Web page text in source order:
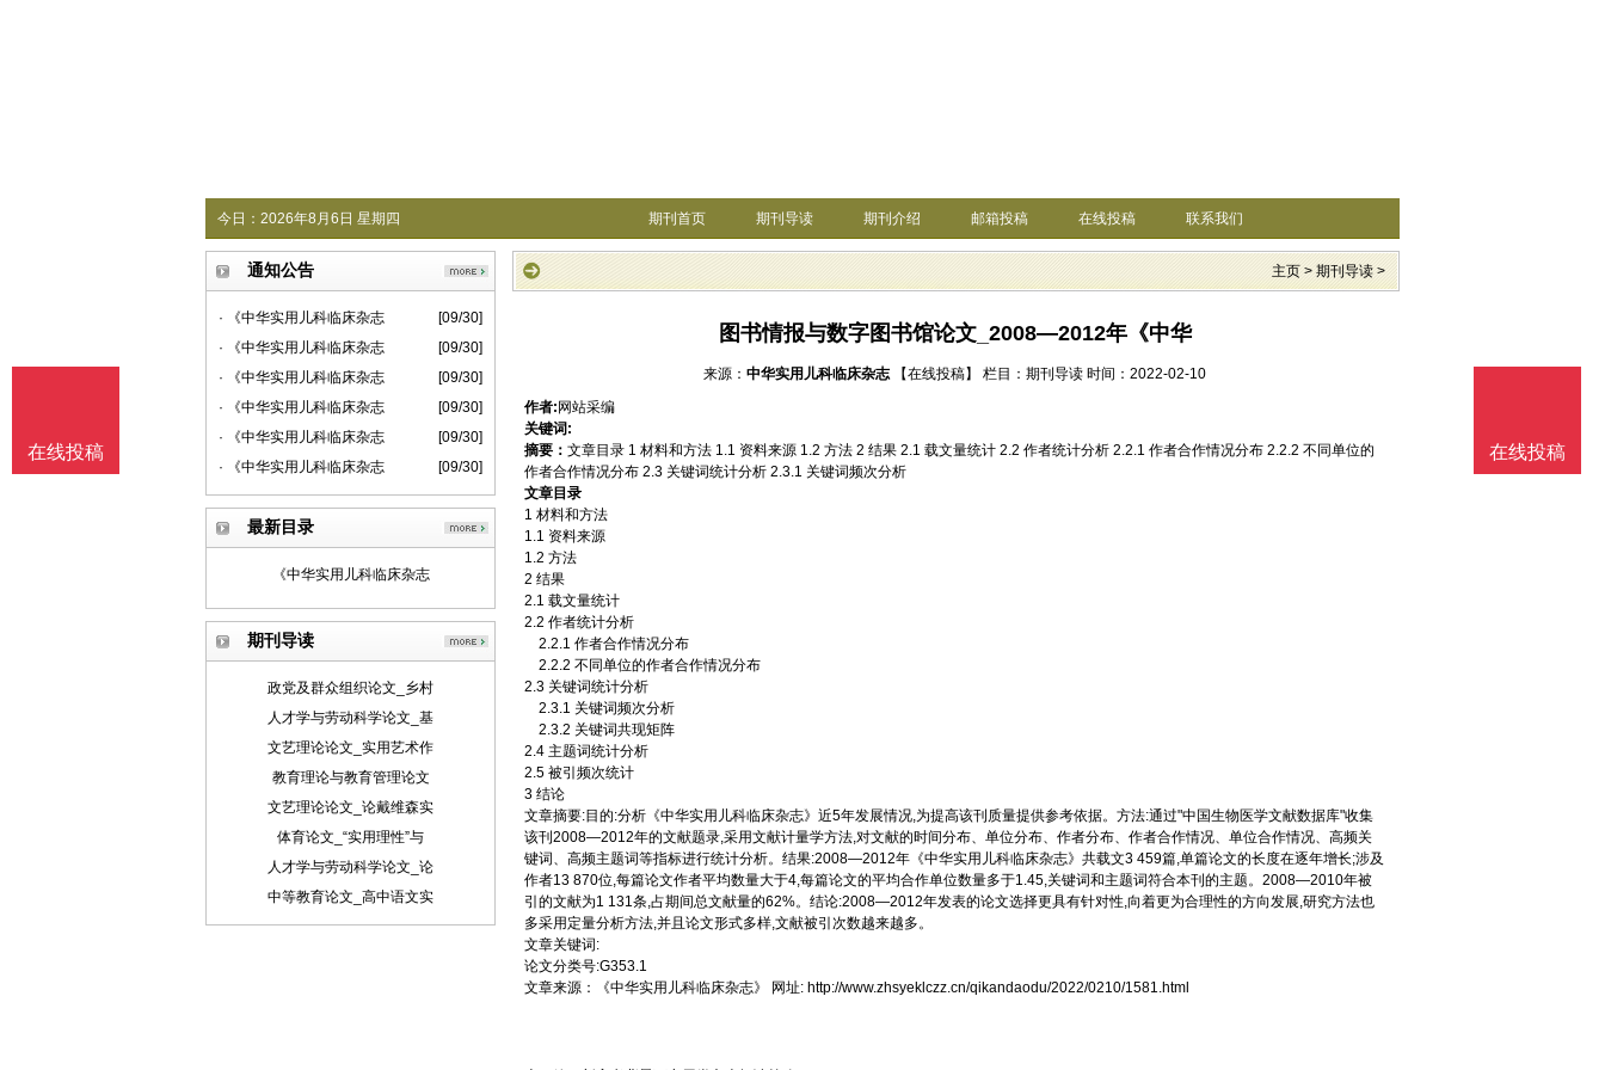
今日： 2026年8月6日 星期四 期刊首页 期刊导读 期刊介绍 邮箱投稿 在线投稿 联系我们
通知公告
· 《中华实用儿科临床杂志
[09/30]
· 《中华实用儿科临床杂志
[09/30]
· 《中华实用儿科临床杂志
[09/30]
· 《中华实用儿科临床杂志
[09/30]
· 《中华实用儿科临床杂志
[09/30]
· 《中华实用儿科临床杂志
[09/30]
最新目录
《中华实用儿科临床杂志
期刊导读
政党及群众组织论文_乡村
人才学与劳动科学论文_基
文艺理论论文_实用艺术作
教育理论与教育管理论文
文艺理论论文_论戴维森实
体育论文_“实用理性”与
人才学与劳动科学论文_论
中等教育论文_高中语文实
主页 > 期刊导读 >
图书情报与数字图书馆论文_2008—2012年《中华
来源： 中华实用儿科临床杂志 【在线投稿】 栏目： 期刊导读 时间：2022-02-10
作者: 网站采编
关键词:
摘要： 文章目录 1 材料和方法 1.1 资料来源 1.2 方法 2 结果 2.1 载文量统计 2.2 作者统计分析 2.2.1 作者合作情况分布 2.2.2 不同单位的
作者合作情况分布 2.3 关键词统计分析 2.3.1 关键词频次分析
文章目录
1 材料和方法
1.1 资料来源
1.2 方法
2 结果
2.1 载文量统计
2.2 作者统计分析
2.2.1 作者合作情况分布
2.2.2 不同单位的作者合作情况分布
2.3 关键词统计分析
2.3.1 关键词频次分析
2.3.2 关键词共现矩阵
2.4 主题词统计分析
2.5 被引频次统计
3 结论
文章摘要:目的:分析《中华实用儿科临床杂志》近5年发展情况,为提高该刊质量提供参考依据。方法:通过"中国生物医学文献数据库"收集
该刊2008—2012年的文献题录,采用文献计量学方法,对文献的时间分布、单位分布、作者分布、作者合作情况、单位合作情况、高频关
键词、高频主题词等指标进行统计分析。结果:2008—2012年《中华实用儿科临床杂志》共载文3 459篇,单篇论文的长度在逐年增长;涉及
作者13 870位,每篇论文作者平均数量大于4,每篇论文的平均合作单位数量多于1.45,关键词和主题词符合本刊的主题。2008—2010年被
引的文献为1 131条,占期间总文献量的62%。结论:2008—2012年发表的论文选择更具有针对性,向着更为合理性的方向发展,研究方法也
多采用定量分析方法,并且论文形式多样,文献被引次数越来越多。
文章关键词:
论文分类号:G353.1
文章来源：
《中华实用儿科临床杂志》 网址: http://www.zhsyeklczz.cn/qikandaodu/2022/0210/1581.html
在线投稿
在线投稿